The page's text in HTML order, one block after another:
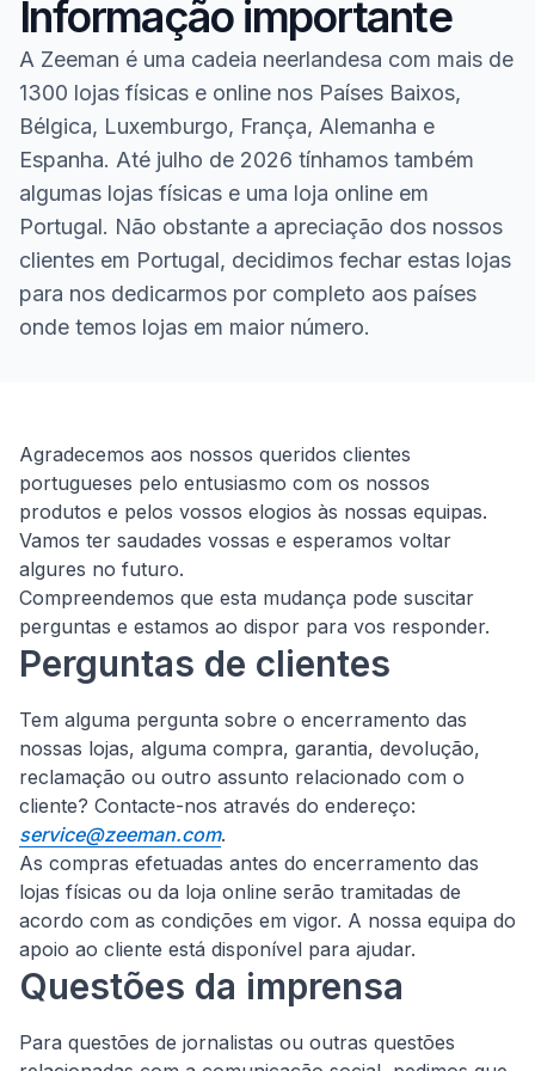
Informação importante
A Zeeman é uma cadeia neerlandesa com mais de
1300 lojas físicas e online nos Países Baixos,
Bélgica, Luxemburgo, França, Alemanha e
Espanha. Até julho de 2026 tínhamos também
algumas lojas físicas e uma loja online em
Portugal. Não obstante a apreciação dos nossos
clientes em Portugal, decidimos fechar estas lojas
para nos dedicarmos por completo aos países
onde temos lojas em maior número.
Homepage
Agradecemos aos nossos queridos clientes
portugueses pelo entusiasmo com os nossos
produtos e pelos vossos elogios às nossas equipas.
Vamos ter saudades vossas e esperamos voltar
algures no futuro.
Compreendemos que esta mudança pode suscitar
perguntas e estamos ao dispor para vos responder.
Perguntas de clientes
Tem alguma pergunta sobre o encerramento das
nossas lojas, alguma compra, garantia, devolução,
reclamação ou outro assunto relacionado com o
cliente? Contacte-nos através do endereço:
service@zeeman.com.
As compras efetuadas antes do encerramento das
lojas físicas ou da loja online serão tramitadas de
acordo com as condições em vigor. A nossa equipa do
apoio ao cliente está disponível para ajudar.
Questões da imprensa
Para questões de jornalistas ou outras questões